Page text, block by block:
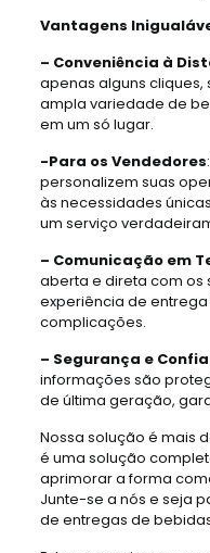
Vantagens
– Conveniência à
apenas alguns cliques,
ampla variedade de
em um só lugar.
-Para os Vendedores
personalizem suas
às necessidades
um serviço
– Comunicação em
aberta e direta com os
experiência de
complicações.
– Segurança e
informações são
de última geração,
Nossa solução é mais
é uma solução
aprimorar a forma
Junte-se a nós e seja
de entregas de